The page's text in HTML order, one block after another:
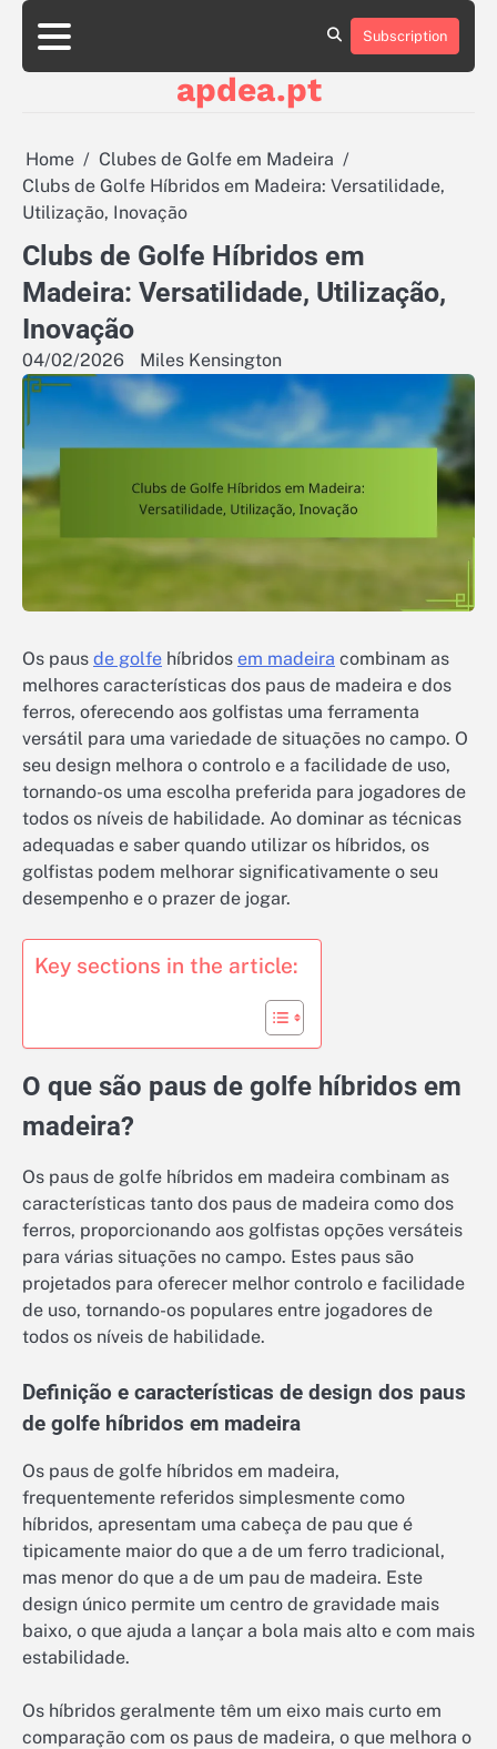
Skip
content
About
Contact
Cookie
Privacy
Sitemap
Terms
Conditions
Subscription
apdea.pt
Home
Clubes de Golfe em Madeira
Clubs de Golfe Híbridos em Madeira: Versatilidade,
Utilização, Inovação
Clubs de Golfe Híbridos em
Madeira: Versatilidade, Utilização,
Inovação
04/02/2026 Miles Kensington
Os paus de golfe híbridos em madeira combinam as
melhores características dos paus de madeira e dos
ferros, oferecendo aos golfistas uma ferramenta
versátil para uma variedade de situações no campo. O
seu design melhora o controlo e a facilidade de uso,
tornando-os uma escolha preferida para jogadores de
todos os níveis de habilidade. Ao dominar as técnicas
adequadas e saber quando utilizar os híbridos, os
golfistas podem melhorar significativamente o seu
desempenho e o prazer de jogar.
Key sections in the article:
O que são paus de golfe híbridos em
madeira?
Os paus de golfe híbridos em madeira combinam as
características tanto dos paus de madeira como dos
ferros, proporcionando aos golfistas opções versáteis
para várias situações no campo. Estes paus são
projetados para oferecer melhor controlo e facilidade
de uso, tornando-os populares entre jogadores de
todos os níveis de habilidade.
Definição e características de design dos paus
de golfe híbridos em madeira
Os paus de golfe híbridos em madeira,
frequentemente referidos simplesmente como
híbridos, apresentam uma cabeça de pau que é
tipicamente maior do que a de um ferro tradicional,
mas menor do que a de um pau de madeira. Este
design único permite um centro de gravidade mais
baixo, o que ajuda a lançar a bola mais alto e com mais
estabilidade.
Os híbridos geralmente têm um eixo mais curto em
comparação com os paus de madeira, o que melhora o